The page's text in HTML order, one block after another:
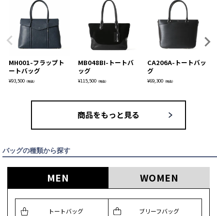
MH001-フラップト
ートバッグ
¥93,500 （税込）
MB048BI-トートバ
ッグ
¥115,500 （税込）
CA206A-トートバッ
グ
¥69,300 （税込）
商品をもっと見る
バッグの種類から探す
MEN WOMEN
トートバッグ ブリーフバッグ